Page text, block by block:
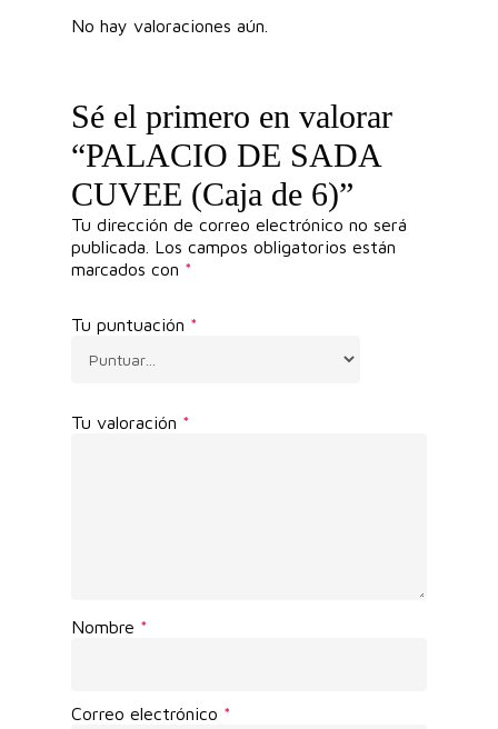
No hay valoraciones aún.
Sé el primero en valorar
“PALACIO DE SADA
CUVEE (Caja de 6)”
Tu dirección de correo electrónico no será
publicada. Los campos obligatorios están
marcados con *
Tu puntuación *
Tu valoración *
Nombre *
Correo electrónico *